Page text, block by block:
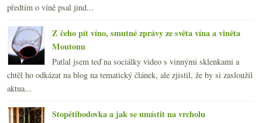
předtím o víně psal jind...
Z čeho pít víno, smutné zprávy ze světa vína a viněta
Moutonu
Patlal jsem teď na sociálky video s vinnými sklenkami a
chtěl ho odkázat na blog na tematický článek, ale zjistil, že by si zasloužil
aktua...
Stopětibodovka a jak se umístit na vrcholu